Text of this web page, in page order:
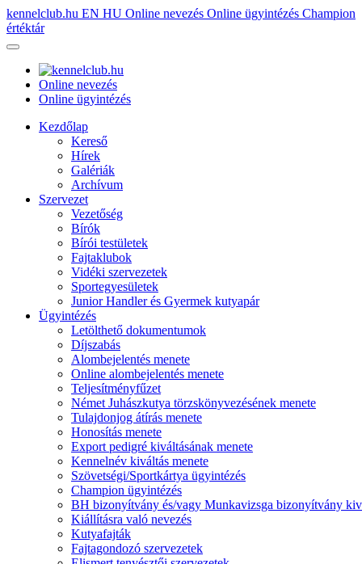
kennelclub.hu EN HU Online nevezés Online ügyintézés Champion
értéktár
Online nevezés
Online ügyintézés
Kezdőlap
Kereső
Hírek
Galériák
Archívum
Szervezet
Vezetőség
Bírók
Bírói testületek
Fajtaklubok
Vidéki szervezetek
Sportegyesületek
Junior Handler és Gyermek kutyapár
Ügyintézés
Letölthető dokumentumok
Díjszabás
Alombejelentés menete
Online alombejelentés menete
Teljesítményfűzet
Német Juhászkutya törzskönyvezésének menete
Tulajdonjog átírás menete
Honosítás menete
Export pedigré kiváltásának menete
Kennelnév kiváltás menete
Szövetségi/Sportkártya ügyintézés
Champion ügyintézés
BH bizonyítvány és/vagy Munkavizsga bizonyítvány
Kiállításra való nevezés
Kutyafajták
Fajtagondozó szervezetek